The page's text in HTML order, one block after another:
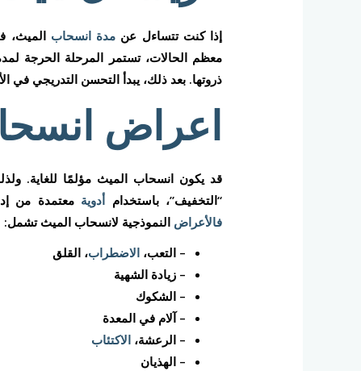
إذا كنت تتساءل عن مدة انسحاب الميث،
معظم الحالات، تستمر المرحلة الحرجة
ذروتها. بعد ذلك، يبدأ التحسن التدريجي في
اعراض
قد يكون انسحاب الميث مؤلمًا للغاية.
“التخفيف”، باستخدام أدوية معتمدة من
فالأعراض النموذجية لانسحاب الميث تشمل:
– التعب،الاضطراب، القلق
– زيادة الشهية
– الشكوك
– آلام في المعدة
– الرعشة،الاكتئاب
– الهذيان